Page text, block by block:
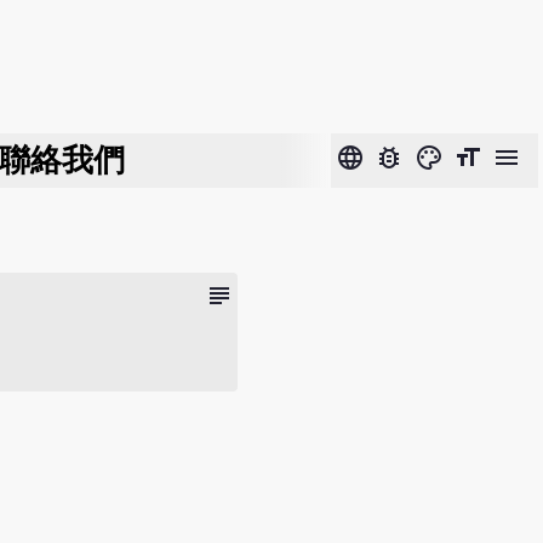
絡我們 language bug_report color_lens format_size menu
subject